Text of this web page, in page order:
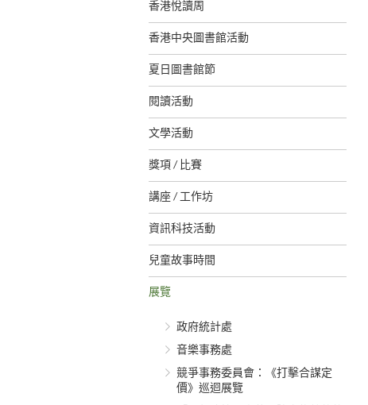
香港悅讀周
香港中央圖書館活動
夏日圖書館節
閱讀活動
文學活動
獎項 / 比賽
講座 / 工作坊
資訊科技活動
兒童故事時間
展覽
政府統計處
音樂事務處
競爭事務委員會：《打擊合謀定
價》巡迴展覽